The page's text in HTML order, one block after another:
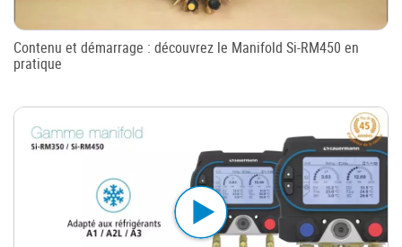
Contenu et démarrage : découvrez le Manifold Si-RM450 en
pratique